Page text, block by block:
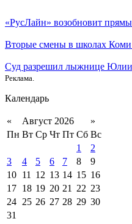
«РусЛайн» возобновит
Вторые смены в школах
Суд разрешил лыжнице Юлии
Реклама.
Календарь
« Август 2026
»
Пн Вт Ср Чт Пт Сб Вс
1
2
3
4 5 6 7 8
9
10 11 12 13 14 15 16
17 18 19 20 21 22 23
24 25 26 27 28 29 30
31